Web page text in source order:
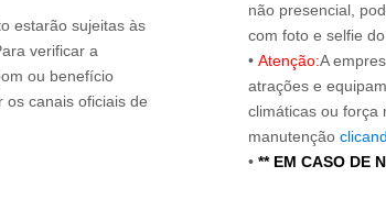
estarão sujeitas às
verificar a
ou benefício
os canais oficiais de
não presencial,
com foto e selfie
• Atenção:A
atrações e
climáticas ou força
manutenção
• ** EM CASO DE